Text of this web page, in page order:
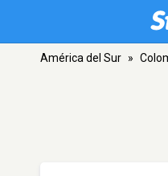
América del Sur »